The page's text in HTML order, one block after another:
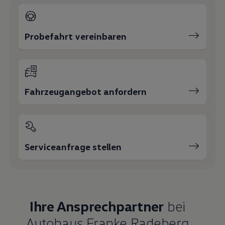
Familie
Probefahrt vereinbaren
Fahrzeugangebot anfordern
Serviceanfrage stellen
Ihre Ansprechpartner bei